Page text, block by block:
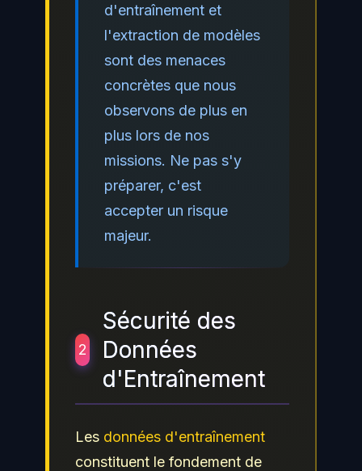
d'entraînement et
l'extraction de modèles
sont des menaces
concrètes que nous
observons de plus en
plus lors de nos
missions. Ne pas s'y
préparer, c'est
accepter un risque
majeur.
2
Sécurité des
Données
d'Entraînement
Les données d'entraînement
constituent le fondement de